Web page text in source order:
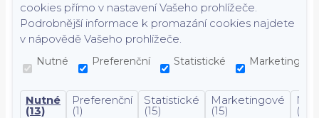
cookies přímo v nastavení Vašeho prohlížeče.
Podrobnější informace k promazání cookies najdete
v nápovědě Vašeho prohlížeče.
Nutné Preferenční Statistické Marketingové
Nutné
(13)
Preferenční
(1)
Statistické
(15)
Marketingové
(15) (7)